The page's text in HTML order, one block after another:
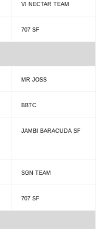
VI NECTAR TEAM
707 SF
MR JOSS
BBTC
JAMBI BARACUDA SF
SGN TEAM
707 SF